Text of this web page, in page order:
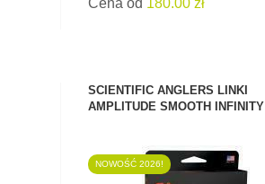
Cena od 180.00 zł
SCIENTIFIC ANGLERS LINKI
AMPLITUDE SMOOTH INFINITY
NOWOŚĆ 2026!